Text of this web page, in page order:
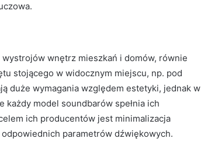
wnętrz mieszkań i domów, równie
stojącego w widocznym miejscu, np. pod
duże wymagania względem estetyki, jednak w
każdy model soundbarów spełnia ich
ich producentów jest minimalizacja
parametrów dźwiękowych.